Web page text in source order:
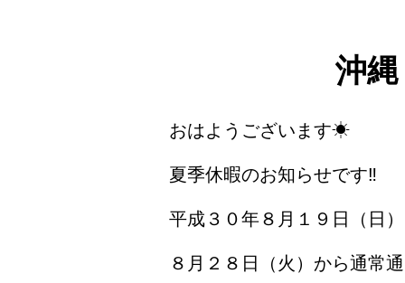
沖
おはようございます☀
夏季休暇のお知らせです‼
平成３０年８月１９日（日
８月２８日（火）から通常